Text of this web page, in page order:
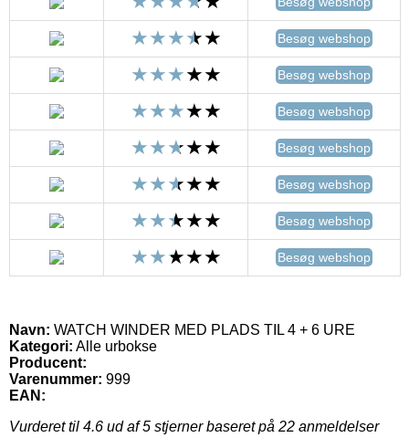
Besøg webshop
Besøg webshop
Besøg webshop
Besøg webshop
Besøg webshop
Besøg webshop
Besøg webshop
Navn: WATCH WINDER MED PLADS TIL 4 + 6 URE
Kategori: Alle urbokse
Producent:
Varenummer: 999
EAN:
Vurderet til 4.6 ud af 5 stjerner baseret på 22 anmeldelser